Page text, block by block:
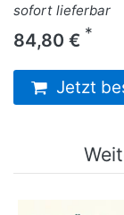
sofort lieferbar
84,80 € *
Jetzt